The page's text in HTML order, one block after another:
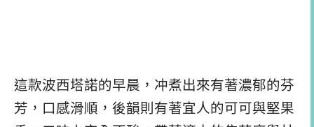
這款波西塔諾的早晨，冲煮出來有著濃郁的芬
芳，口感滑順，後韻則有著宜人的可可與堅果